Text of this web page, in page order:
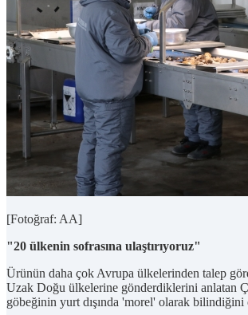
[Fotoğraf: AA]
"20 ülkenin sofrasına ulaştırıyoruz"
Ürünün daha çok Avrupa ülkelerinden talep
Uzak Doğu ülkelerine gönderdiklerini anlatan
göbeğinin yurt dışında 'morel' olarak